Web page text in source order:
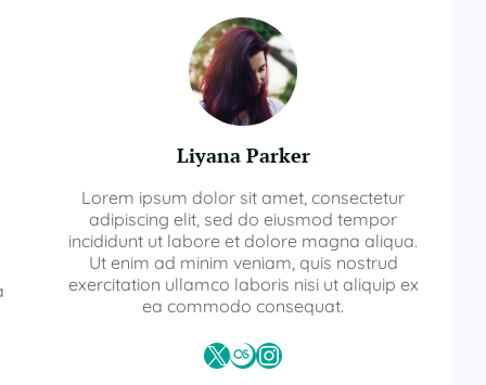
Liyana Parker
Lorem ipsum dolor sit amet, consectetur
adipiscing elit, sed do eiusmod tempor
incididunt ut labore et dolore magna aliqua.
Ut enim ad minim veniam, quis nostrud
exercitation ullamco laboris nisi ut aliquip ex
ea commodo consequat.
X Last.fmInstagram